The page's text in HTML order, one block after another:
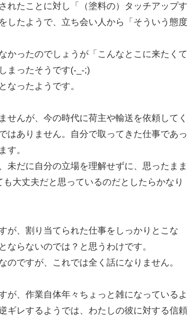
れたことに対し「（塗料の）タッチアップす
したようで、立ち会い人から「そういう態度
かったのでしょうが「こんなとこに来たくて
まったそうです(-_-;)
なったようです。
せんが、今の時代に荷主や輸送を依頼してく
はありません。自分で取ってきた仕事であっ
す。
未だに自分の立場を理解せずに、思ったまま
大丈夫だと思っているのだとしたらかなり
が、割り当てられた仕事をしっかりとこな
ならないのでは？と思うわけです。
ですが、これでは全く話になりません。
が、作業自体年々ちょっと雑になっているよ
ギレするようでは、わたしの彼に対する信頼